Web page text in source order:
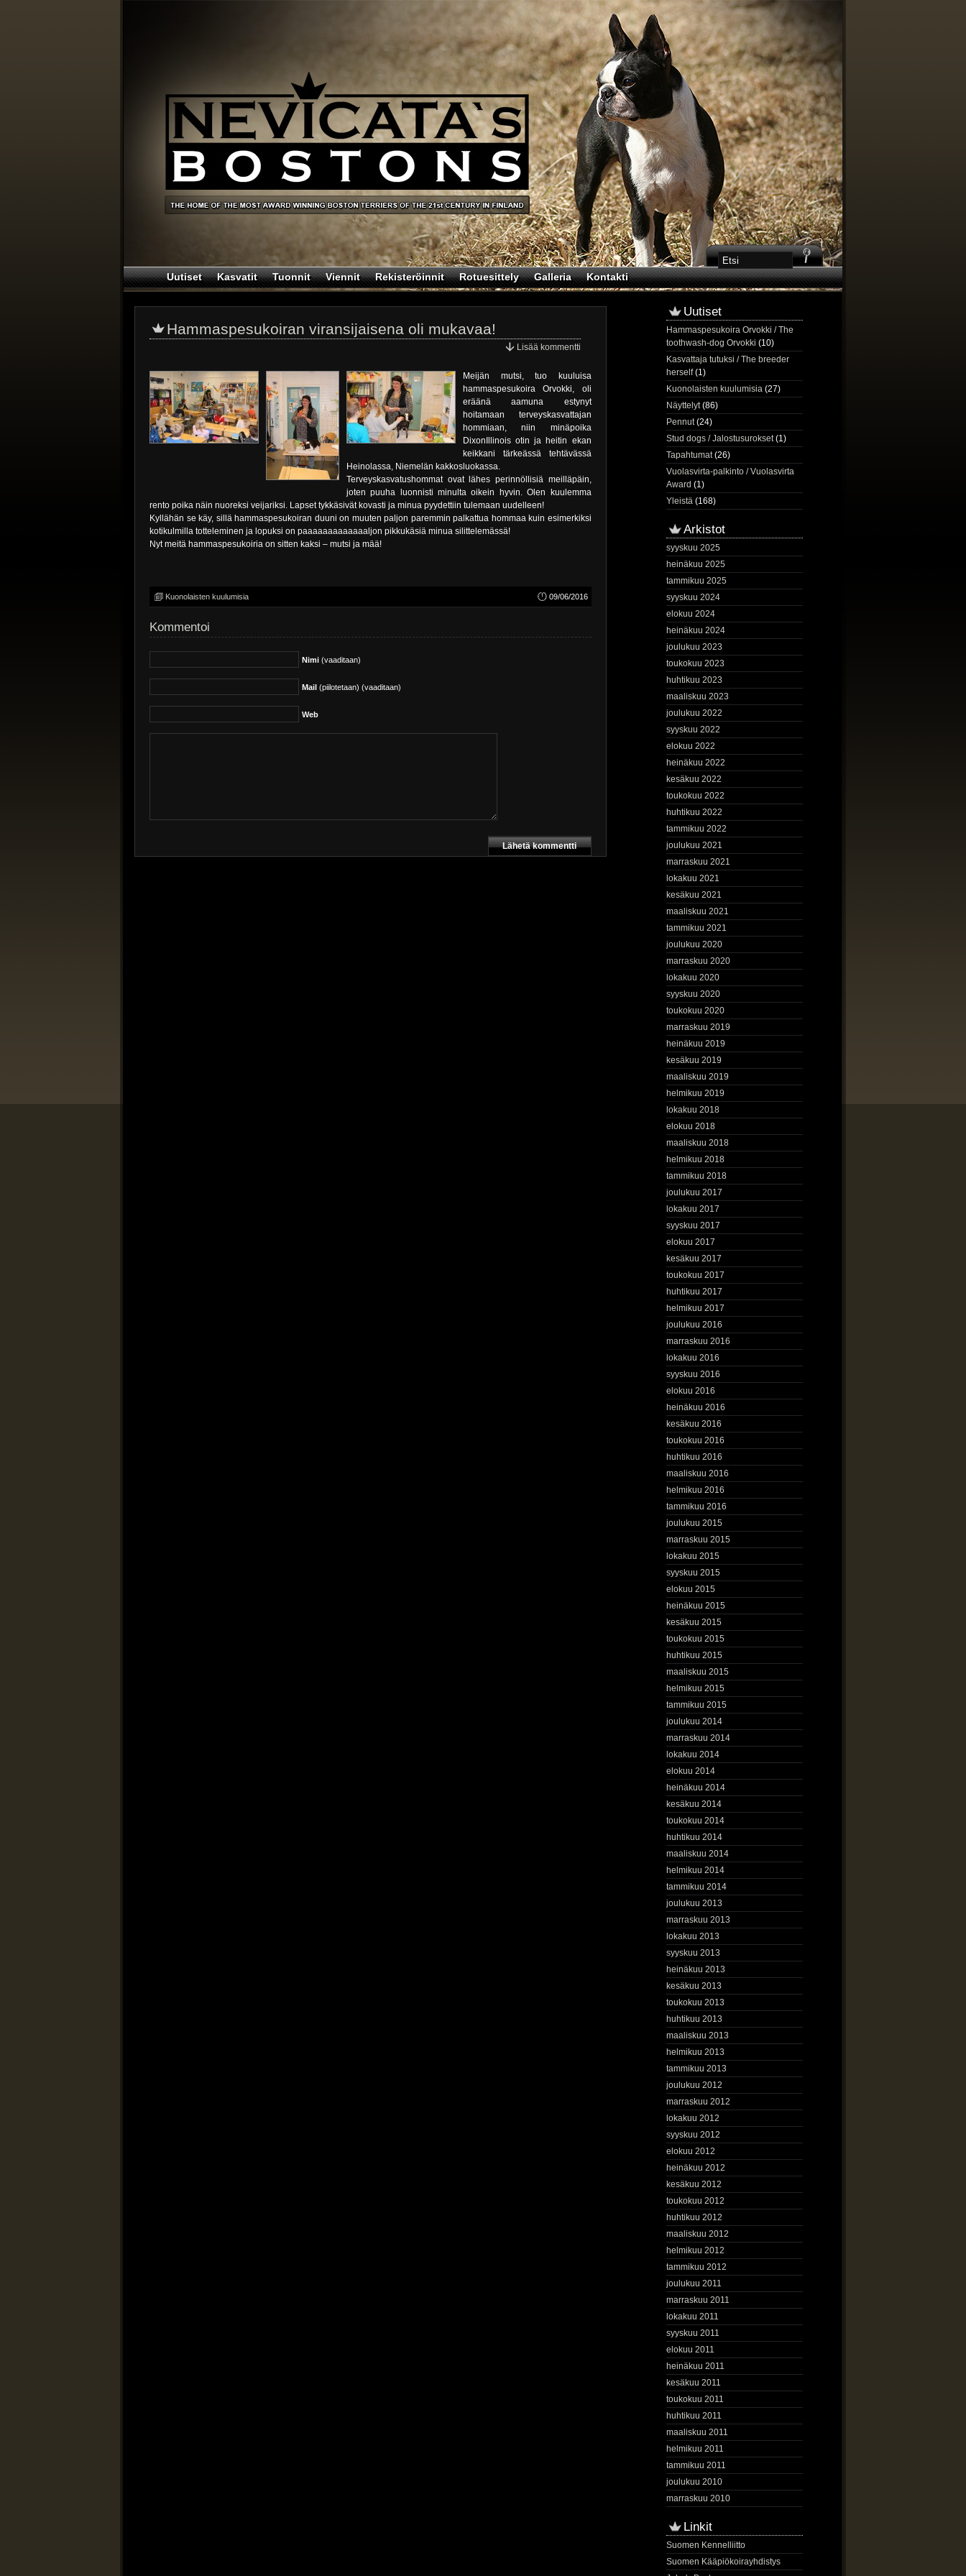
Uutiset Kasvatit Tuonnit Viennit Rekisteröinnit Rotuesittely Galleria Kontakti
Hammaspesukoiran viransijaisena oli mukavaa!
Lisää kommentti
Meijän mutsi, tuo kuuluisa
hammaspesukoira Orvokki, oli
eräänä aamuna estynyt
hoitamaan terveyskasvattajan
hommiaan, niin minäpoika
DixonIllinois otin ja heitin ekan
keikkani tärkeässä tehtävässä
Heinolassa, Niemelän kakkosluokassa.
Terveyskasvatushommat ovat lähes perinnöllisiä meilläpäin,
joten puuha luonnisti minulta oikein hyvin. Olen kuulemma
rento poika näin nuoreksi veijariksi. Lapset tykkäsivät kovasti ja minua pyydettiin tulemaan uudelleen!
Kyllähän se käy, sillä hammaspesukoiran duuni on muuten paljon paremmin palkattua hommaa kuin esimerkiksi
kotikulmilla totteleminen ja lopuksi on paaaaaaaaaaaaaljon pikkukäsiä minua silittelemässä!
Nyt meitä hammaspesukoiria on sitten kaksi – mutsi ja mää!
Kuonolaisten kuulumisia 09/06/2016
Kommentoi
Nimi (vaaditaan)
Mail (piilotetaan) (vaaditaan)
Web
Uutiset
Hammaspesukoira Orvokki / The
toothwash-dog Orvokki (10)
Kasvattaja tutuksi / The breeder
herself(1)
Kuonolaisten kuulumisia (27)
Näyttelyt(86)
Pennut(24)
Stud dogs / Jalostusurokset(1)
Tapahtumat(26)
Vuolasvirta-palkinto / Vuolasvirta
Award (1)
Yleistä (168)
Arkistot
syyskuu 2025
heinäkuu 2025
tammikuu 2025
syyskuu 2024
elokuu 2024
heinäkuu 2024
joulukuu 2023
toukokuu 2023
huhtikuu 2023
maaliskuu 2023
joulukuu 2022
syyskuu 2022
elokuu 2022
heinäkuu 2022
kesäkuu 2022
toukokuu 2022
huhtikuu 2022
tammikuu 2022
joulukuu 2021
marraskuu 2021
lokakuu 2021
kesäkuu 2021
maaliskuu 2021
tammikuu 2021
joulukuu 2020
marraskuu 2020
lokakuu 2020
syyskuu 2020
toukokuu 2020
marraskuu 2019
heinäkuu 2019
kesäkuu 2019
maaliskuu 2019
helmikuu 2019
lokakuu 2018
elokuu 2018
maaliskuu 2018
helmikuu 2018
tammikuu 2018
joulukuu 2017
lokakuu 2017
syyskuu 2017
elokuu 2017
kesäkuu 2017
toukokuu 2017
huhtikuu 2017
helmikuu 2017
joulukuu 2016
marraskuu 2016
lokakuu 2016
syyskuu 2016
elokuu 2016
heinäkuu 2016
kesäkuu 2016
toukokuu 2016
huhtikuu 2016
maaliskuu 2016
helmikuu 2016
tammikuu 2016
joulukuu 2015
marraskuu 2015
lokakuu 2015
syyskuu 2015
elokuu 2015
heinäkuu 2015
kesäkuu 2015
toukokuu 2015
huhtikuu 2015
maaliskuu 2015
helmikuu 2015
tammikuu 2015
joulukuu 2014
marraskuu 2014
lokakuu 2014
elokuu 2014
heinäkuu 2014
kesäkuu 2014
toukokuu 2014
huhtikuu 2014
maaliskuu 2014
helmikuu 2014
tammikuu 2014
joulukuu 2013
marraskuu 2013
lokakuu 2013
syyskuu 2013
heinäkuu 2013
kesäkuu 2013
toukokuu 2013
huhtikuu 2013
maaliskuu 2013
helmikuu 2013
tammikuu 2013
joulukuu 2012
marraskuu 2012
lokakuu 2012
syyskuu 2012
elokuu 2012
heinäkuu 2012
kesäkuu 2012
toukokuu 2012
huhtikuu 2012
maaliskuu 2012
helmikuu 2012
tammikuu 2012
joulukuu 2011
marraskuu 2011
lokakuu 2011
syyskuu 2011
elokuu 2011
heinäkuu 2011
kesäkuu 2011
toukokuu 2011
huhtikuu 2011
maaliskuu 2011
helmikuu 2011
tammikuu 2011
joulukuu 2010
marraskuu 2010
Linkit
Suomen Kennelliitto
Suomen Kääpiökoirayhdistys